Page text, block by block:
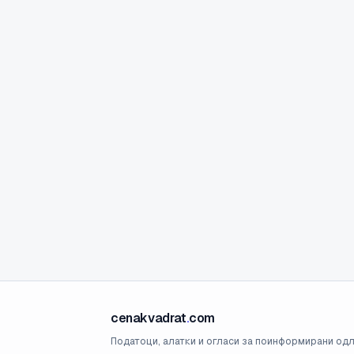
cenakvadrat.com
Податоци, алатки и огласи за поинформирани